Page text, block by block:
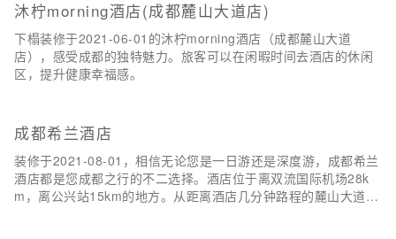
提供便利。
沐柠morning酒店(成都麓山大道店)
下榻装修于2021-06-01的沐柠morning酒店（成都麓山大道
店），感受成都的独特魅力。旅客可以在闲暇时间去酒店的休闲
区，提升健康幸福感。
成都希兰酒店
装修于2021-08-01，相信无论您是一日游还是深度游，成都希兰
酒店都是您成都之行的不二选择。酒店位于离双流国际机场28k
m，离公兴站15km的地方。从距离酒店几分钟路程的麓山大道地